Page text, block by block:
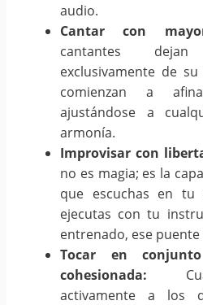
audio.
Cantar con
cantantes
exclusivamente de
comienzan a
ajustándose a
armonía.
Improvisar con
no es magia; es la
que escuchas en
ejecutas con tu
entrenado, ese
Tocar en
cohesionada:
activamente a los